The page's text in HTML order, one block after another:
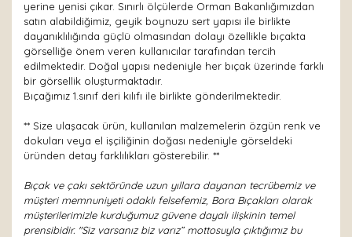
yerine yenisi çıkar. Sınırlı ölçülerde Orman Bakanlığımızdan
satın alabildiğimiz, geyik boynuzu sert yapısı ile birlikte
dayanıklılığında güçlü olmasından dolayı özellikle bıçakta
görselliğe önem veren kullanıcılar tarafından tercih
edilmektedir. Doğal yapısı nedeniyle her bıçak üzerinde farklı
bir görsellik oluşturmaktadır.
Bıçağımız 1.sınıf deri kılıfı ile birlikte gönderilmektedir.
** Size ulaşacak ürün, kullanılan malzemelerin özgün renk ve
dokuları veya el işçiliğinin doğası nedeniyle görseldeki
üründen detay farklılıkları gösterebilir. **
Bıçak ve çakı sektöründe uzun yıllara dayanan tecrübemiz ve
müşteri memnuniyeti odaklı felsefemiz, Bora Bıçakları olarak
müşterilerimizle kurduğumuz güvene dayalı ilişkinin temel
prensibidir. "Siz varsanız biz varız” mottosuyla çıktığımız bu